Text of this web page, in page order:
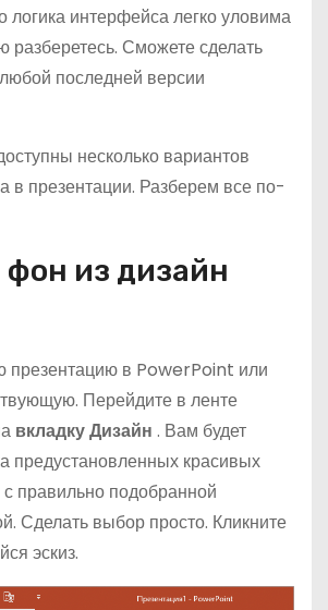
логика интерфейса легко уловима
разберетесь. Сможете сделать
последней версии
несколько вариантов
в презентации. Разберем все по-
фон из дизайн
презентацию в PowerPoint или
Перейдите в ленте
вкладкуДизайн . Вам будет
предустановленных красивых
правильно подобранной
Сделать выбор просто. Кликните
эскиз.